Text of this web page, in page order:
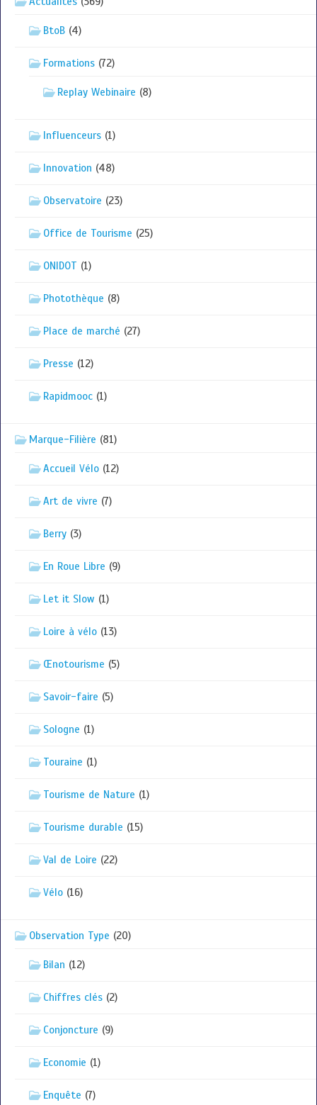
BtoB (4)
Formations (72)
Replay Webinaire (8)
Influenceurs (1)
Innovation (48)
Observatoire (23)
Office de Tourisme (25)
ONIDOT (1)
Photothèque (8)
Place de marché (27)
Presse (12)
Rapidmooc (1)
Marque-Filière (81)
Accueil Vélo (12)
Art de vivre (7)
Berry (3)
En Roue Libre (9)
Let it Slow (1)
Loire à vélo (13)
Œnotourisme (5)
Savoir-faire (5)
Sologne (1)
Touraine (1)
Tourisme de Nature (1)
Tourisme durable (15)
Val de Loire (22)
Vélo (16)
Observation Type (20)
Bilan (12)
Chiffres clés (2)
Conjoncture (9)
Economie (1)
Enquête (7)